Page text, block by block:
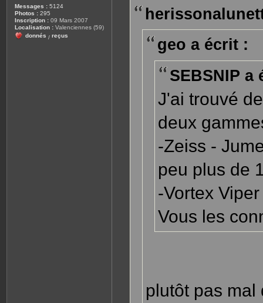
Messages : 5124
Photos : 295
Inscription : 09 Mars 2007
Localisation : Valenciennes (59)
donnés / reçus
g
geo a écrit :
SEBSNIP a
J'ai trouvé
deux
-Zeiss -
peu plus de
-Vortex
Vous les
plutôt pas mal